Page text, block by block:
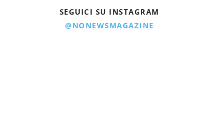
SEGUICI SU INSTAGRAM
@NONEWSMAGAZINE